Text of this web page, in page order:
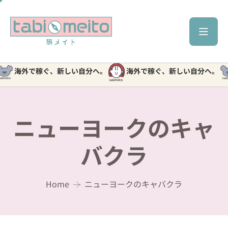
海外で稼ぐ、新しい自分へ。 海外で稼ぐ、新しい自分へ。
ニューヨークのキャ
バクラ
Home ニューヨークのキャバクラ